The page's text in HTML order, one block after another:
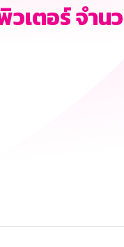
เตอร์ จำน